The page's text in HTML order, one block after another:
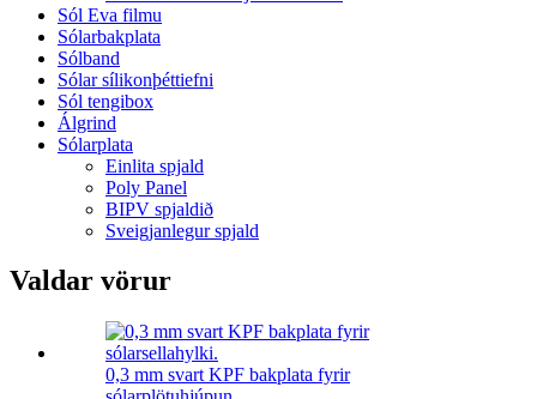
Sól Eva filmu
Sólarbakplata
Sólband
Sólar sílikonþéttiefni
Sól tengibox
Álgrind
Sólarplata
Einlita spjald
Poly Panel
BIPV spjaldið
Sveigjanlegur spjald
Valdar vörur
0,3 mm svart KPF bakplata fyrir